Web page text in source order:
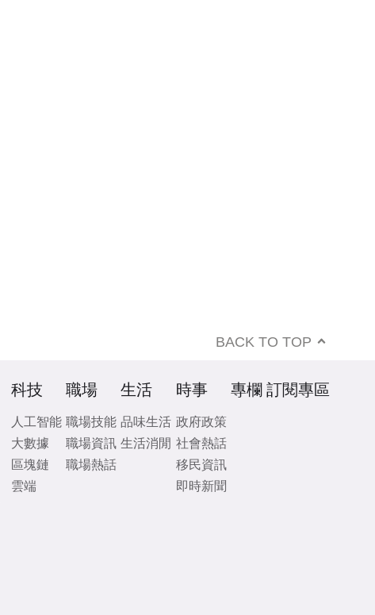
BACK TO TOP
科技
人工智能
大數據
區塊鏈
雲端
職場
職場技能
職場資訊
職場熱話
生活
品味生活
生活消閒
時事
政府政策
社會熱話
移民資訊
即時新聞
專欄 訂閱專區